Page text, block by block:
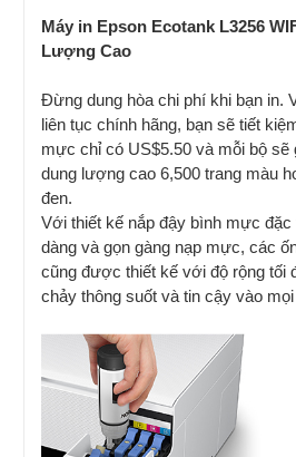
Máy in Epson Ecotank L3256
Lượng Cao
Đừng dung hòa chi phí khi bạn in.
liên tục chính hãng, bạn sẽ tiết
mực chỉ có US$5.50 và mỗi bộ sẽ
dung lượng cao 6,500 trang màu
đen.
Với thiết kế nắp đậy bình mực đặc
dàng và gọn gàng nạp mực, các
cũng được thiết kế với độ rộng tối
chảy thông suốt và tin cậy vào